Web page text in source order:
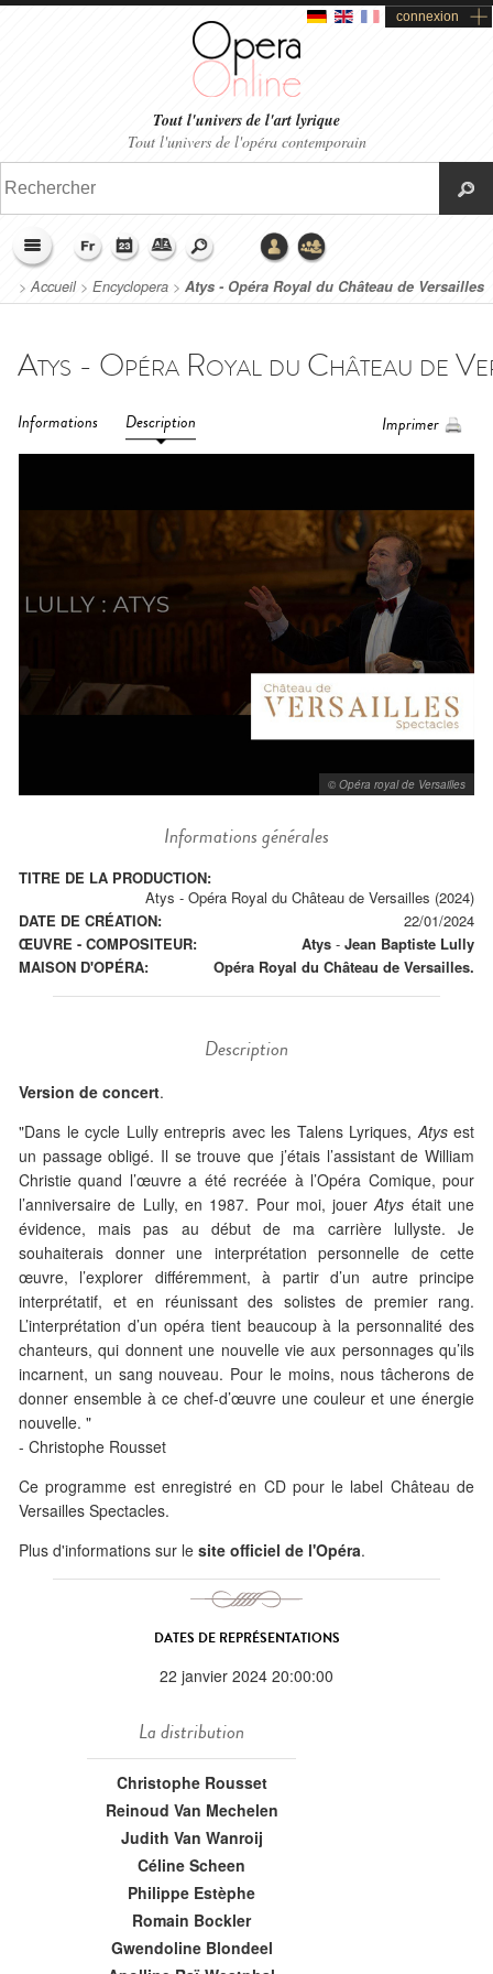
connexion
Tout l'univers de l'art lyrique
Tout l'univers de l'opéra contemporain
>Accueil> Encyclopera > Atys - Opéra Royal du Château de Versailles
(2024)
Informations Description Imprimer
© Opéra royal de Versailles
Informations générales
TITRE DE LA PRODUCTION:
Atys - Opéra Royal du Château de Versailles (2024)
DATE DE CRÉATION:
22/01/2024
ŒUVRE - COMPOSITEUR:
Atys - Jean Baptiste Lully
MAISON D'OPÉRA:
Opéra Royal du Château de Versailles.
Description
Version de concert.
"Dans le cycle Lully entrepris avec les Talens Lyriques,Atysest
un passage obligé. Il se trouve que j’étais l’assistant de William
Christie quand l’œuvre a été recréée à l’Opéra Comique, pour
l’anniversaire de Lully, en 1987. Pour moi, jouerAtys était une
évidence, mais pas au début de ma carrière lullyste. Je
souhaiterais donner une interprétation personnelle de cette
œuvre, l’explorer différemment, à partir d’un autre principe
interprétatif, et en réunissant des solistes de premier rang.
L’interprétation d’un opéra tient beaucoup à la personnalité des
chanteurs, qui donnent une nouvelle vie aux personnages qu’ils
incarnent, un sang nouveau. Pour le moins, nous tâcherons de
donner ensemble à ce chef-d’œuvre une couleur et une énergie
nouvelle. "
- Christophe Rousset
Ce programme est enregistré en CD pour le label Château de
Versailles Spectacles.
Plus d'informations sur le site officiel de l'Opéra.
DATES DE REPRÉSENTATIONS
22 janvier 2024 20:00:00
La distribution
Christophe Rousset
Reinoud Van Mechelen
Judith Van Wanroij
Céline Scheen
Philippe Estèphe
Romain Bockler
Gwendoline Blondeel